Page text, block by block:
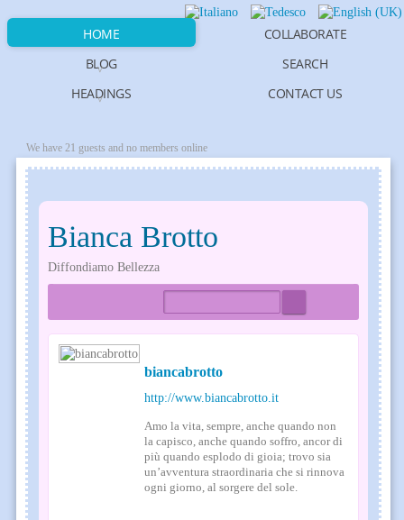
HOME
BLOG
HEADINGS
COLLABORATE
SEARCH
CONTACT US
We have 21 guests and no members online
Bianca Brotto
Diffondiamo Bellezza
biancabrotto
http://www.biancabrotto.it
Amo la vita, sempre, anche quando non
la capisco, anche quando soffro, ancor di
più quando esplodo di gioia; trovo sia
un’avventura straordinaria che si rinnova
ogni giorno, al sorgere del sole.